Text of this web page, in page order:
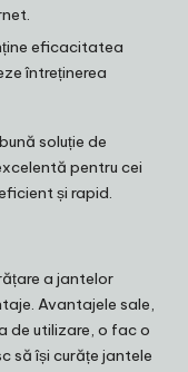
eficacitatea
întreținerea
soluție de
pentru cei
și rapid.
a jantelor
Avantajele sale,
de utilizare, o fac o
să își curățe jantele